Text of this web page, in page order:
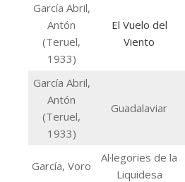
García Abril,
Antón
(Teruel,
1933)
El Vuelo del
Viento
García Abril,
Antón
(Teruel,
1933)
Guadalaviar
García, Voro
Al·legories de la
Liquidesa